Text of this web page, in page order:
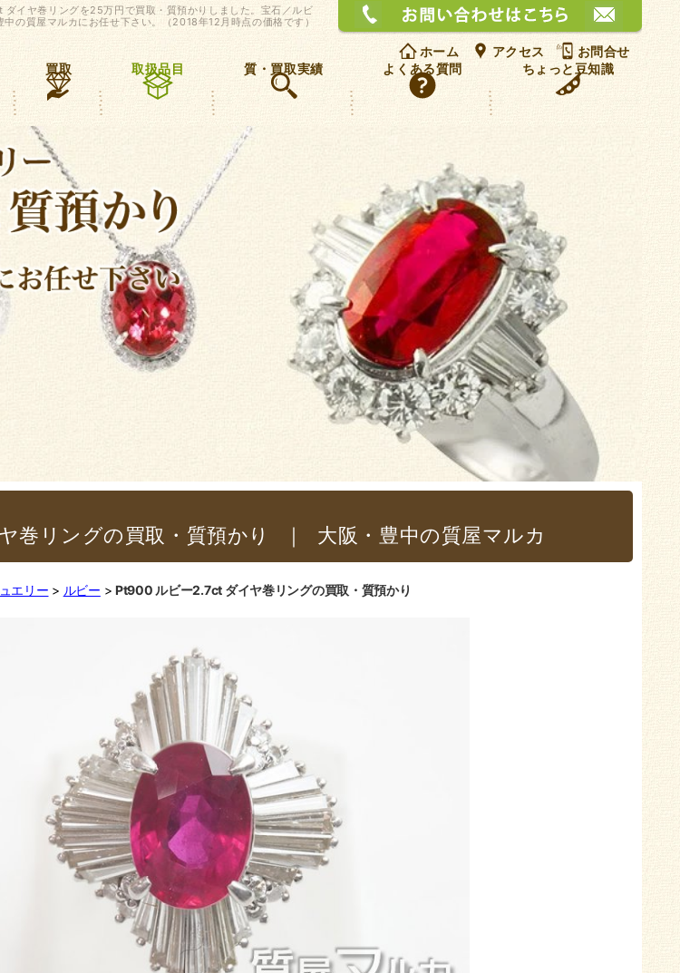
イヤ巻リングを25万円で買取・質預かりしました。宝石／ルビ
の質屋マルカにお任せ下さい。（2018年12月時点の価格です）
ホーム アクセス
お問合せ
買取 取扱品目 質・買取実績 よくある質問 ちょっと豆知識
巻リングの買取・質預かり ｜大阪・豊中の質屋マルカ
エリー ルビー Pt900 ルビー2.7ct ダイヤ巻リングの買取・質預かり